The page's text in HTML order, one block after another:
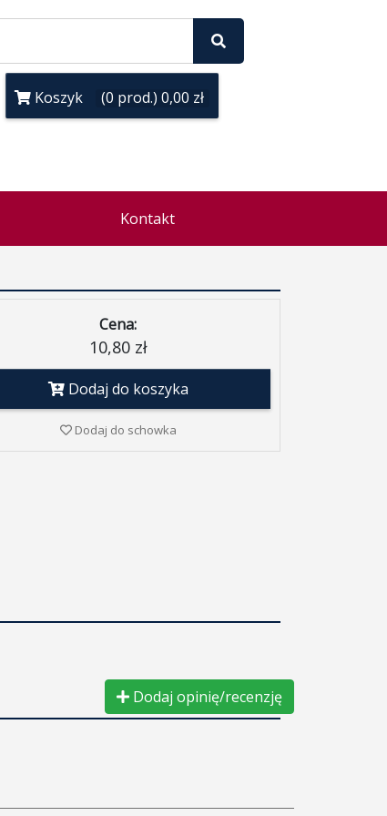
Koszyk (0 prod.) 0,00 zł
Kontakt
Cena:
10,80 zł
Dodaj do koszyka
Dodaj do schowka
Dodaj opinię/recenzję